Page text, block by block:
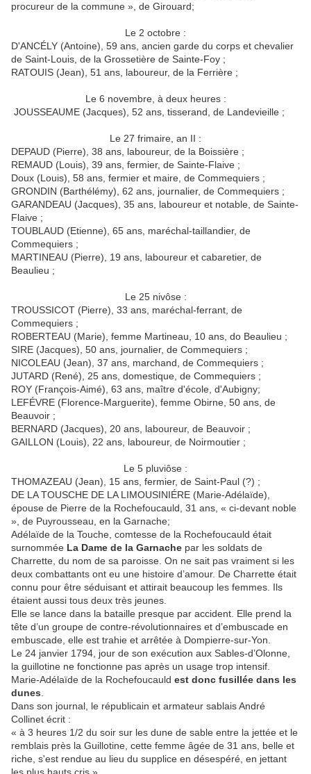
procureur de la commune », de Girouard;
Le 2 octobre :
D'ANCÉLY (Antoine), 59 ans, ancien garde du corps et chevalier
de Saint-Louis, de la Grossetière de Sainte-Foy ;
RATOUIS (Jean), 51 ans, laboureur, de la Ferrière ;
Le 6 novembre, à deux heures :
JOUSSEAUME (Jacques), 52 ans, tisserand, de Landevieille ;
Le 27 frimaire, an II :
DEPAUD (Pierre), 38 ans, laboureur, de la Boissière ;
REMAUD (Louis), 39 ans, fermier, de Sainte-Flaive ;
Doux (Louis), 58 ans, fermier et maire, de Commequiers ;
GRONDIN (Barthélémy), 62 ans, journalier, de Commequiers ;
GARANDEAU (Jacques), 35 ans, laboureur et notable, de Sainte-
Flaive ;
TOUBLAUD (Etienne), 65 ans, maréchal-taillandier, de
Commequiers ;
MARTINEAU (Pierre), 19 ans, laboureur et cabaretier, de
Beaulieu ;
Le 25 nivôse :
TROUSSICOT (Pierre), 33 ans, maréchal-ferrant, de
Commequiers ;
ROBERTEAU (Marie), femme Martineau, 10 ans, do Beaulieu ;
SIRE (Jacques), 50 ans, journalier, de Commequiers ;
NICOLEAU (Jean), 37 ans, marchand, de Commequiers ;
JUTARD (René), 25 ans, domestique, de Commequiers ;
ROY (François-Aimé), 63 ans, maître d'école, d'Aubigny;
LEFÉVRE (Florence-Marguerite), femme Obirne, 50 ans, de
Beauvoir ;
BERNARD (Jacques), 20 ans, laboureur, de Beauvoir ;
GAILLON (Louis), 22 ans, laboureur, de Noirmoutier ;
Le 5 pluviôse :
THOMAZEAU (Jean), 15 ans, fermier, de Saint-Paul (?) ;
DE LA TOUSCHE DE LA LIMOUSINIÉRE (Marie-Adélaïde),
épouse de Pierre de la Rochefoucauld, 31 ans, « ci-devant noble
», de Puyrousseau, en la Garnache;
Adélaïde de la Touche, comtesse de la Rochefoucauld était
surnommée La Dame de la Garnache par les soldats de
Charrette, du nom de sa paroisse. On ne sait pas vraiment si les
deux combattants ont eu une histoire d’amour. De Charrette était
connu pour être séduisant et attirait beaucoup les femmes. Ils
étaient aussi tous deux très jeunes.
Elle se lance dans la bataille presque par accident. Elle prend la
tête d’un groupe de contre-révolutionnaires et d’embuscade en
embuscade, elle est trahie et arrêtée à Dompierre-sur-Yon.
Le 24 janvier 1794, jour de son exécution aux Sables-d’Olonne,
la guillotine ne fonctionne pas après un usage trop intensif.
Marie-Adélaïde de la Rochefoucauld est donc fusillée dans les
dunes
Dans son journal, le républicain et armateur sablais André
Collinet écrit :
« à 3 heures 1/2 du soir sur les dune de sable entre la jettée et le
remblais près la Guillotine, cette femme âgée de 31 ans, belle et
riche, s'est rendue au lieu du supplice en désespéré, en jettant